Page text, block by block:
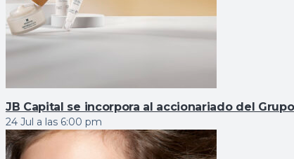
JB Capital se incorpora al accionariado del
24 Jul a las 6:00 pm